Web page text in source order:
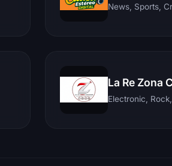
News, Sports,
La Re Zona